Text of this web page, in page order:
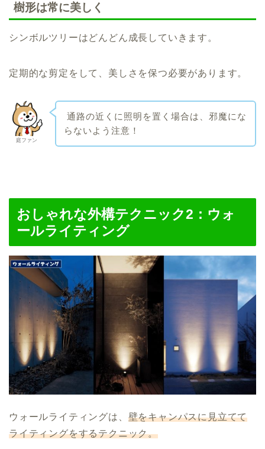
樹形は常に美しく
シンボルツリーはどんどん成長していきます。
定期的な剪定をして、美しさを保つ必要があります。
庭ファン
通路の近くに照明を置く場合は、邪魔にな
らないよう注意！
おしゃれな外構テクニック2： ウォ
ールライティング
ウォールライティングは、 壁をキャンパスに見立てて
ライティングをするテクニック。